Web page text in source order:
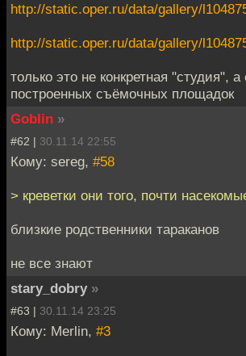
http://static.oper.ru/data/gallery/
http://static.oper.ru/data/gallery/
только это не конкретная "студия",
построенных съёмочных площадок
Goblin »
#62 | 30.11.14 22:55
Кому: sereg, #58
> креветки они того, почти
близкие родственники тараканов
не все знают
stary_dobry »
#63 | 30.11.14 23:25
Кому: Merlin, #3